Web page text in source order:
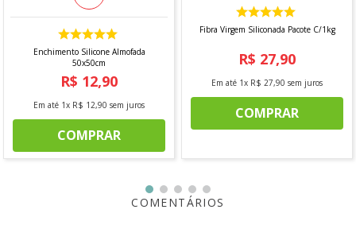
- Secagem em varal
- Passar ferro até 110°C
Conteúdo do Produto
- 1 unidade de Cortina Josi 5,10x 2,70 - Branyl
* imagem meramente ilustrativa
Enchimento Silicone Almofada
50x50cm
R$ 12,90
Em até 1x R$ 12,90 sem juros
COMPRAR
Fibra Virgem Siliconada Pacote C/1kg
R$ 27,90
Em até 1x R$ 27,90 sem juros
COMPRAR
COMENTÁRIOS